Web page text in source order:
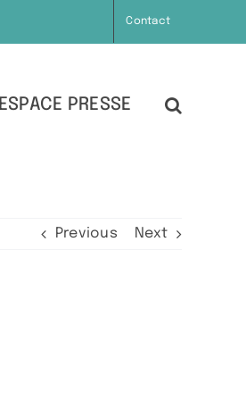
Contact
ESPACE PRESSE
Previous Next